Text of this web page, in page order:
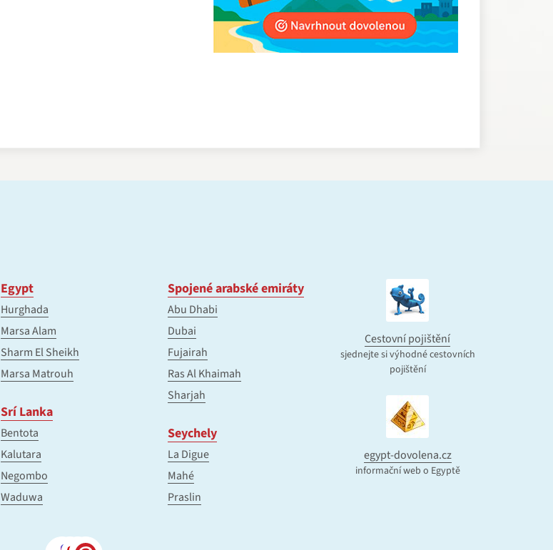
Egypt
Hurghada
Marsa Alam
Sharm El Sheikh
Marsa Matrouh
Srí Lanka
Bentota
Kalutara
Negombo
Waduwa
Spojené arabské emiráty
Abu Dhabi
Dubai
Fujairah
Ras Al Khaimah
Sharjah
Seychely
La Digue
Mahé
Praslin
Cestovní pojištění
sjednejte si výhodné cestovních
pojištění
egypt-dovolena.cz
informační web o Egyptě